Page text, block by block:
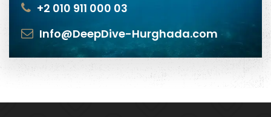
+2 010 911 000 03
Info@DeepDive-Hurghada.com